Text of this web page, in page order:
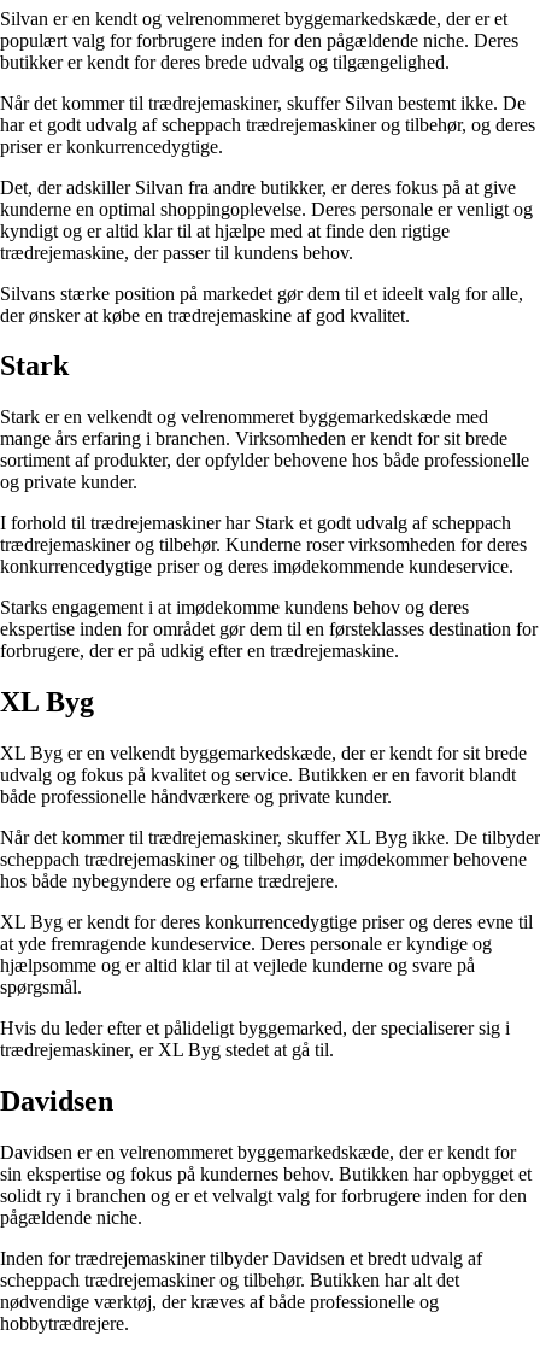
Silvan er en kendt og velrenommeret byggemarkedskæde, der er et
populært valg for forbrugere inden for den pågældende niche. Deres
butikker er kendt for deres brede udvalg og tilgængelighed.
Når det kommer til trædrejemaskiner, skuffer Silvan bestemt ikke. De
har et godt udvalg af scheppach trædrejemaskiner og tilbehør, og deres
priser er konkurrencedygtige.
Det, der adskiller Silvan fra andre butikker, er deres fokus på at give
kunderne en optimal shoppingoplevelse. Deres personale er venligt og
kyndigt og er altid klar til at hjælpe med at finde den rigtige
trædrejemaskine, der passer til kundens behov.
Silvans stærke position på markedet gør dem til et ideelt valg for alle,
der ønsker at købe en trædrejemaskine af god kvalitet.
Stark
Stark er en velkendt og velrenommeret byggemarkedskæde med
mange års erfaring i branchen. Virksomheden er kendt for sit brede
sortiment af produkter, der opfylder behovene hos både professionelle
og private kunder.
I forhold til trædrejemaskiner har Stark et godt udvalg af scheppach
trædrejemaskiner og tilbehør. Kunderne roser virksomheden for deres
konkurrencedygtige priser og deres imødekommende kundeservice.
Starks engagement i at imødekomme kundens behov og deres
ekspertise inden for området gør dem til en førsteklasses destination for
forbrugere, der er på udkig efter en trædrejemaskine.
XL Byg
XL Byg er en velkendt byggemarkedskæde, der er kendt for sit brede
udvalg og fokus på kvalitet og service. Butikken er en favorit blandt
både professionelle håndværkere og private kunder.
Når det kommer til trædrejemaskiner, skuffer XL Byg ikke. De tilbyder
scheppach trædrejemaskiner og tilbehør, der imødekommer behovene
hos både nybegyndere og erfarne trædrejere.
XL Byg er kendt for deres konkurrencedygtige priser og deres evne til
at yde fremragende kundeservice. Deres personale er kyndige og
hjælpsomme og er altid klar til at vejlede kunderne og svare på
spørgsmål.
Hvis du leder efter et pålideligt byggemarked, der specialiserer sig i
trædrejemaskiner, er XL Byg stedet at gå til.
Davidsen
Davidsen er en velrenommeret byggemarkedskæde, der er kendt for
sin ekspertise og fokus på kundernes behov. Butikken har opbygget et
solidt ry i branchen og er et velvalgt valg for forbrugere inden for den
pågældende niche.
Inden for trædrejemaskiner tilbyder Davidsen et bredt udvalg af
scheppach trædrejemaskiner og tilbehør. Butikken har alt det
nødvendige værktøj, der kræves af både professionelle og
hobbytrædrejere.